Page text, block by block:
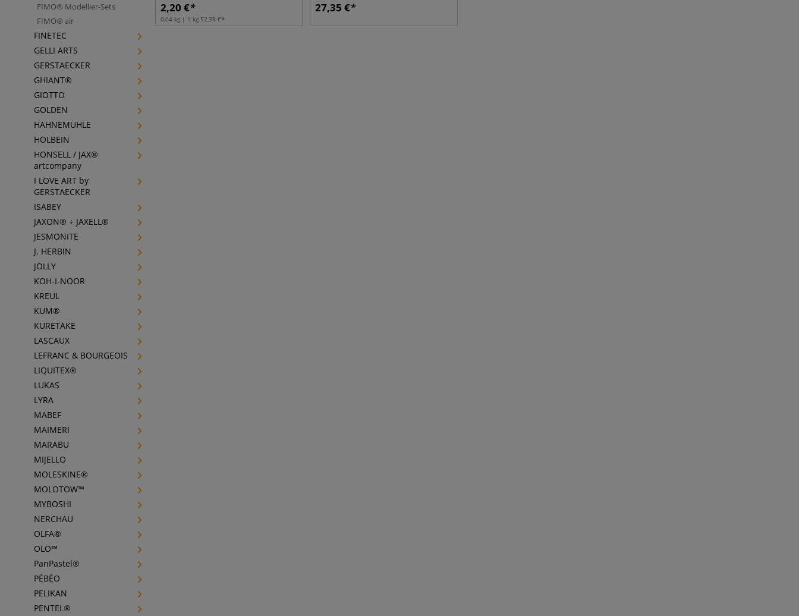
FIMO® Modellier-Sets
FIMO® air
FINETEC
GELLI ARTS
GERSTAECKER
GHIANT®
GIOTTO
GOLDEN
HAHNEMÜHLE
HOLBEIN
HONSELL / JAX®
artcompany
I LOVE ART by
GERSTAECKER
ISABEY
JAXON® + JAXELL®
JESMONITE
J. HERBIN
JOLLY
KOH-I-NOOR
KREUL
KUM®
KURETAKE
LASCAUX
LEFRANC & BOURGEOIS
LIQUITEX®
LUKAS
LYRA
MABEF
MAIMERI
MARABU
MIJELLO
MOLESKINE®
MOLOTOW™
MYBOSHI
NERCHAU
OLFA®
OLO™
PanPastel®
PÉBÉO
PELIKAN
PENTEL®
2,20 €
0,04 kg | 1 kg 52,38 €
27,35 €